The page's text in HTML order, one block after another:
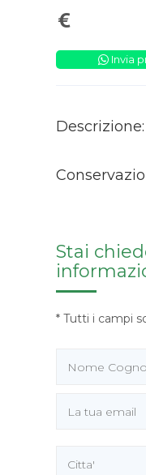
Invia
Descrizione:
Stai
* Tutti i campi